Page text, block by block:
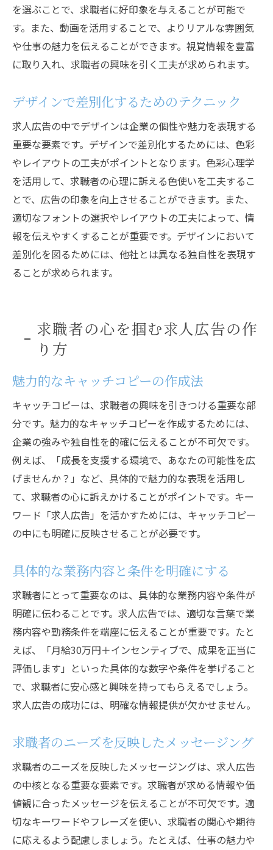
を選ぶことで、求職者に好印象を与えることが可能で
す。また、動画を活用することで、よりリアルな雰囲気
や仕事の魅力を伝えることができます。視覚情報を豊富
に取り入れ、求職者の興味を引く工夫が求められます。
デザインで差別化するためのテクニック
求人広告の中でデザインは企業の個性や魅力を表現する
重要な要素です。デザインで差別化するためには、色彩
やレイアウトの工夫がポイントとなります。色彩心理学
を活用して、求職者の心理に訴える色使いを工夫するこ
とで、広告の印象を向上させることができます。また、
適切なフォントの選択やレイアウトの工夫によって、情
報を伝えやすくすることが重要です。デザインにおいて
差別化を図るためには、他社とは異なる独自性を表現す
ることが求められます。
求職者の心を掴む求人広告の作
り方
魅力的なキャッチコピーの作成法
キャッチコピーは、求職者の興味を引きつける重要な部
分です。魅力的なキャッチコピーを作成するためには、
企業の強みや独自性を的確に伝えることが不可欠です。
例えば、「成長を支援する環境で、あなたの可能性を広
げませんか？」など、具体的で魅力的な表現を活用し
て、求職者の心に訴えかけることがポイントです。キー
ワード「求人広告」を活かすためには、キャッチコピー
の中にも明確に反映させることが必要です。
具体的な業務内容と条件を明確にする
求職者にとって重要なのは、具体的な業務内容や条件が
明確に伝わることです。求人広告では、適切な言葉で業
務内容や勤務条件を端座に伝えることが重要です。たと
えば、「月給30万円＋インセンティブで、成果を正当に
評価します」といった具体的な数字や条件を挙げること
で、求職者に安心感と興味を持ってもらえるでしょう。
求人広告の成功には、明確な情報提供が欠かせません。
求職者のニーズを反映したメッセージング
求職者のニーズを反映したメッセージングは、求人広告
の中核となる重要な要素です。求職者が求める情報や価
値観に合ったメッセージを伝えることが不可欠です。適
切なキーワードやフレーズを使い、求職者の関心や期待
に応えるよう配慮しましょう。たとえば、仕事の魅力や